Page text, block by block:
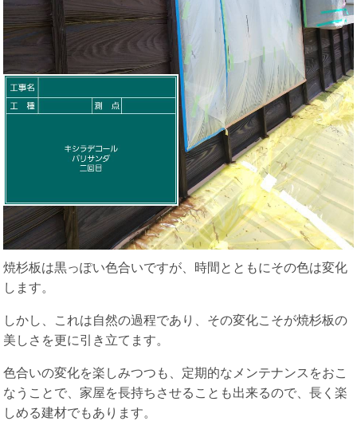
焼杉板は黒っぽい色合いですが、時間とともにその色は変化
します。
しかし、これは自然の過程であり、その変化こそが焼杉板の
美しさを更に引き立てます。
色合いの変化を楽しみつつも、定期的なメンテナンスをおこ
なうことで、家屋を長持ちさせることも出来るので、長く楽
しめる建材でもあります。